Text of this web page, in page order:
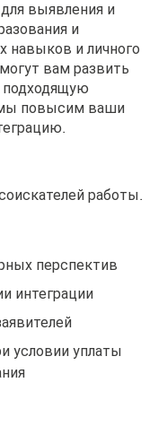
выявления и
и
навыков и личного
вам развить
повысим ваши
работы.
перспектив
интеграции
условии уплаты